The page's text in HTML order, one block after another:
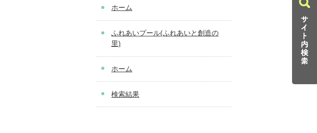
ホーム
ふれあいプール(ふれあいと創造の
里)
ホーム
検索結果